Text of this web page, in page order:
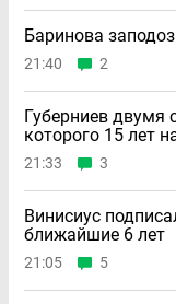
Баринова
21:40 2
Губерниев двумя
которого 15 лет
21:33 3
Винисиус
ближайшие 6 лет
21:05 5